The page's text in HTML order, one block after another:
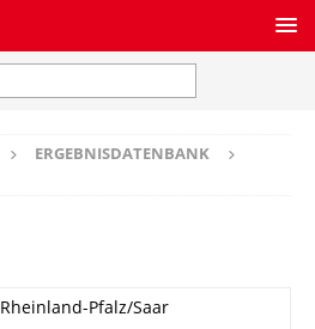
ERGEBNISDATENBANK
Pfalz/Saar